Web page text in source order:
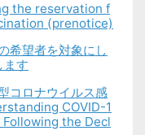
the reservation f
(prenotice)
希望者を対象にし
ます
コロナウイルス感
COVID-1
the Decl